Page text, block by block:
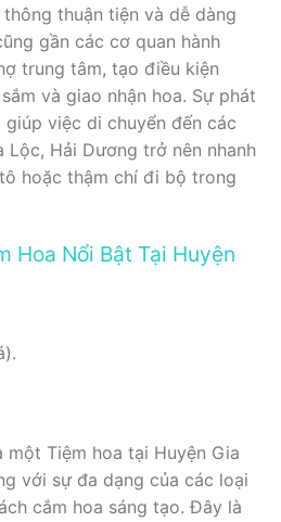
thuận tiện và dễ dàng
gần các cơ quan hành
trung tâm, tạo điều kiện
và giao nhận hoa. Sự phát
việc di chuyển đến các
Lộc, Hải Dương trở nên nhanh
hoặc thậm chí đi bộ trong
Hoa Nổi Bật Tại Huyện
một Tiệm hoa tại Huyện Gia
với sự đa dạng của các loại
cắm hoa sáng tạo. Đây là